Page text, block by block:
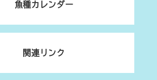
魚種カレンダー
関連リンク